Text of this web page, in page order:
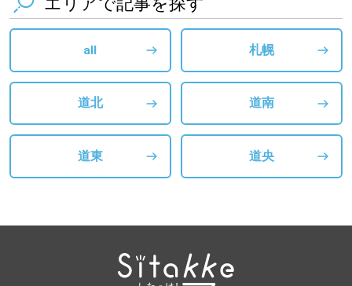
all 札幌
道北 道南
道東 道央